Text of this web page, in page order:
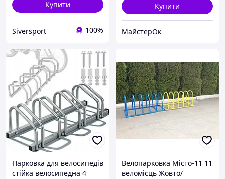
Купити
Siversport 100%
Купити
МайстерОк
Парковка для велосипедів
cтійка велосипедна 4
Велопарковка Місто-11 11
веломісць Жовто/